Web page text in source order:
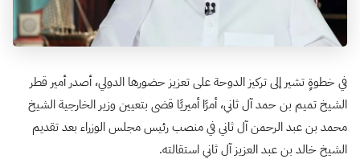
في خطوةٍ تشير إلى تركيز الدوحة على تعزيز حضورها الدولي، أصدر أمير قطر
الشيخ تميم بن حمد آل ثاني، أمرًا أميريًا قضى بتعيين وزير الخارجية الشيخ
محمد بن عبد الرحمن آل ثاني في منصب رئيس مجلس الوزراء بعد تقديم
الشيخ خالد بن عبد العزيز آل ثاني استقالته.